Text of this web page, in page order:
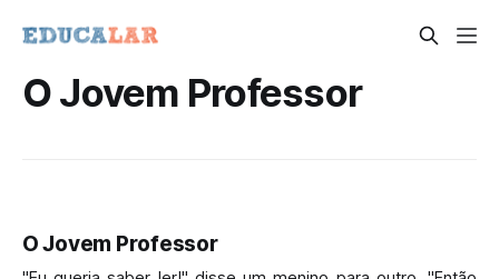
O Jovem Professor
O Jovem Professor